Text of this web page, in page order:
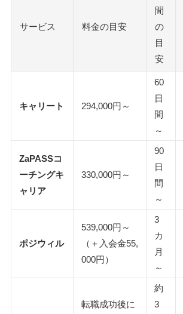
サービス 料金の目安
間
の
目
安
キャリート 294,000円～
60
日
間
～
ZaPASSコ
ーチングキ
ャリア
330,000円～
90
日
間
～
ポジウィル
539,000円～
（＋入会金55,
000円）
3
カ
月
～
転職成功後に
約
3